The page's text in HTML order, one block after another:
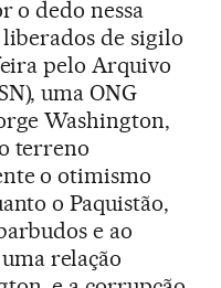
o dedo nessa
de sigilo
pelo Arquivo
uma ONG
Washington,
terreno
o otimismo
o Paquistão,
e ao
relação